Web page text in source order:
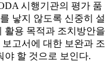
시행기관의 평가 품
낳지 않도록 신중히 설
활용 목적과 조치방안을
고서에 대한 보완과 조
야 할 것으로 보인다.